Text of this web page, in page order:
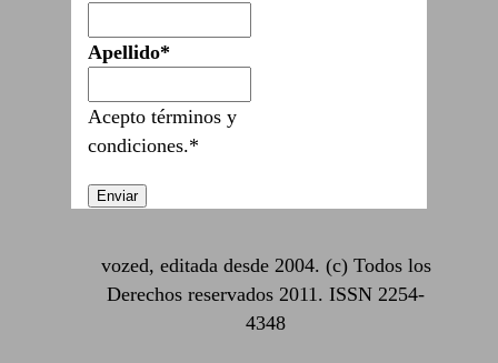
Apellido*
Acepto términos y
condiciones.*
vozed, editada desde 2004. (c) Todos los
Derechos reservados 2011. ISSN 2254-
4348